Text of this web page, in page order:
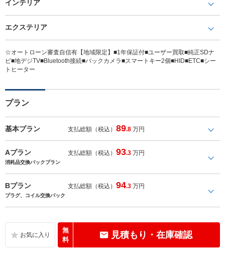
インテリア
エクステリア
☆オートローン審査自信有【地域限定】■1年保証付■ユーザー買取■純正SDナ
ビ■地デジTV■Bluetooth接続■バックカメラ■スマートキー2個■HID■ETC■シー
トヒーター
プラン
基本プラン 支払総額（税込）89.8 万円
Aプラン 支払総額（税込）93.3 万円
消耗品交換パックプラン
Bプラン 支払総額（税込）94.3 万円
プラグ、コイル交換パック
無
料
見積もり・在庫確認